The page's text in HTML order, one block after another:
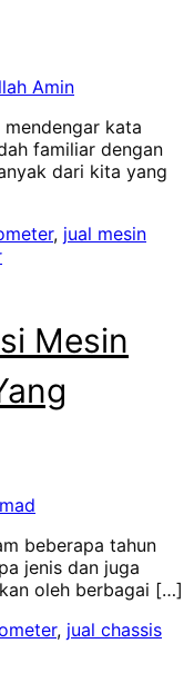
Amin
kata
familiar dengan
dari kita yang
, jual mesin
Mesin
beberapa tahun
jenis dan juga
oleh berbagai […]
, jual chassis